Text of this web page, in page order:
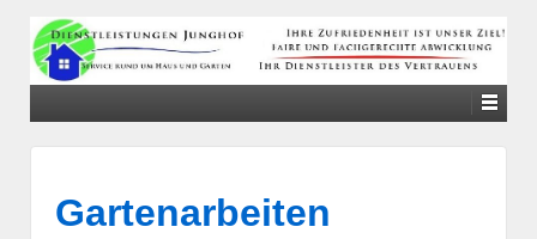
SKIP
TO
CONTENT
Gartenarbeiten